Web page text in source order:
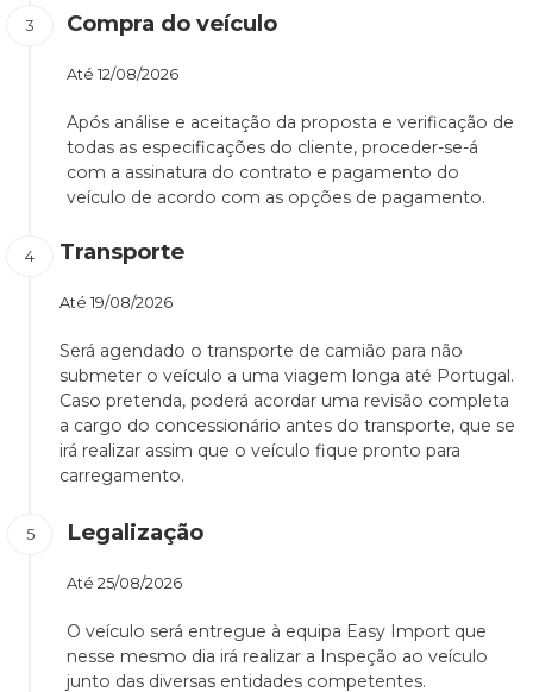
Compra do veículo
Até 12/08/2026
Após análise e aceitação da proposta e verificação de
todas as especificações do cliente, proceder-se-á
com a assinatura do contrato e pagamento do
veículo de acordo com as opções de pagamento.
Transporte
Até 19/08/2026
Será agendado o transporte de camião para não
submeter o veículo a uma viagem longa até Portugal.
Caso pretenda, poderá acordar uma revisão completa
a cargo do concessionário antes do transporte, que se
irá realizar assim que o veículo fique pronto para
carregamento.
Legalização
Até 25/08/2026
O veículo será entregue à equipa Easy Import que
nesse mesmo dia irá realizar a Inspeção ao veículo
junto das diversas entidades competentes.